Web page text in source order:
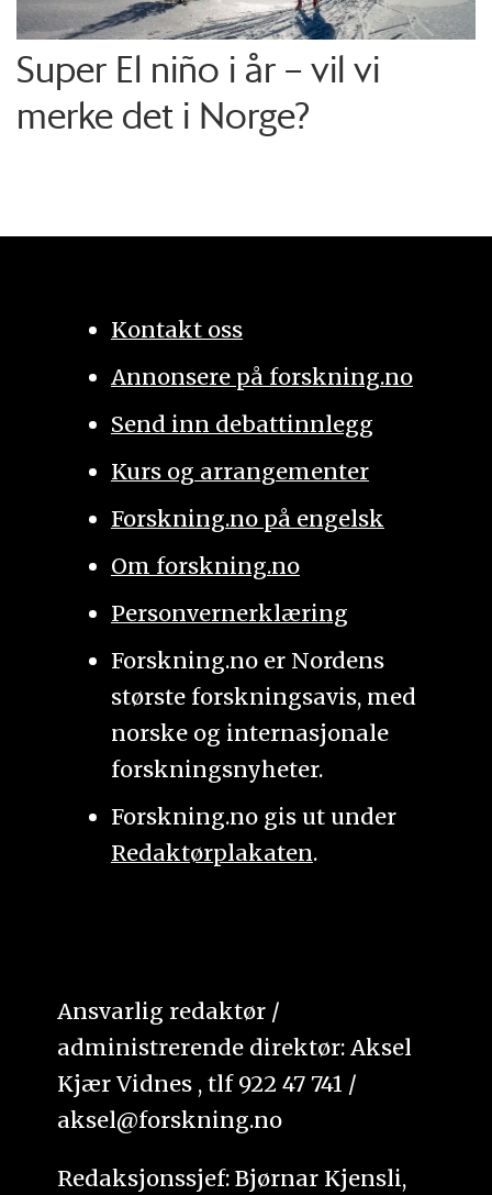
Super El niño i år – vil vi
merke det i Norge?
Kontakt oss
Annonsere på forskning.no
Send inn debattinnlegg
Kurs og arrangementer
Forskning.no på engelsk
Om forskning.no
Personvernerklæring
Forskning.no er Nordens
største forskningsavis, med
norske og internasjonale
forskningsnyheter.
Forskning.no gis ut under
Redaktørplakaten.
Ansvarlig redaktør /
administrerende direktør: Aksel
Kjær Vidnes , tlf 922 47 741 /
aksel@forskning.no
Redaksjonssjef: Bjørnar Kjensli,